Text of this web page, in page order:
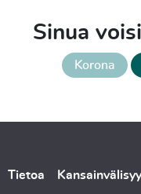
Sinua
Korona
Tietoa